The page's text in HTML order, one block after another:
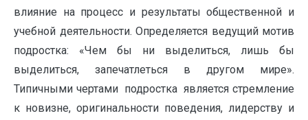
влияние на процесс и результаты общественной и
учебной деятельности. Определяется ведущий мотив
подростка: «Чем бы ни выделиться, лишь бы
выделиться, запечатлеться в другом мире».
Типичными чертами подростка является стремление
к новизне, оригинальности поведения, лидерству и